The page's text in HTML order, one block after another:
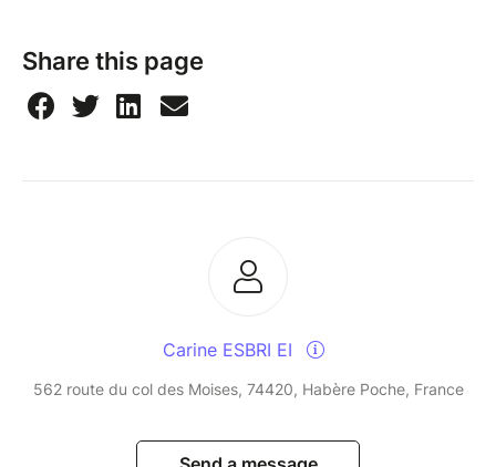
Share this page
Carine ESBRI EI
562 route du col des Moises, 74420, Habère Poche, France